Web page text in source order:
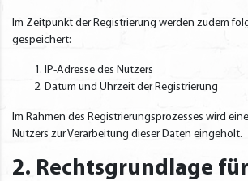
Im Zeitpunkt der Registrierung werden zudem
gespeichert:
IP-Adresse des Nutzers
Datum und Uhrzeit der Registrierung
Im Rahmen des Registrierungsprozesses wird
Nutzers zur Verarbeitung dieser Daten eingeholt.
2. Rechtsgrundlage